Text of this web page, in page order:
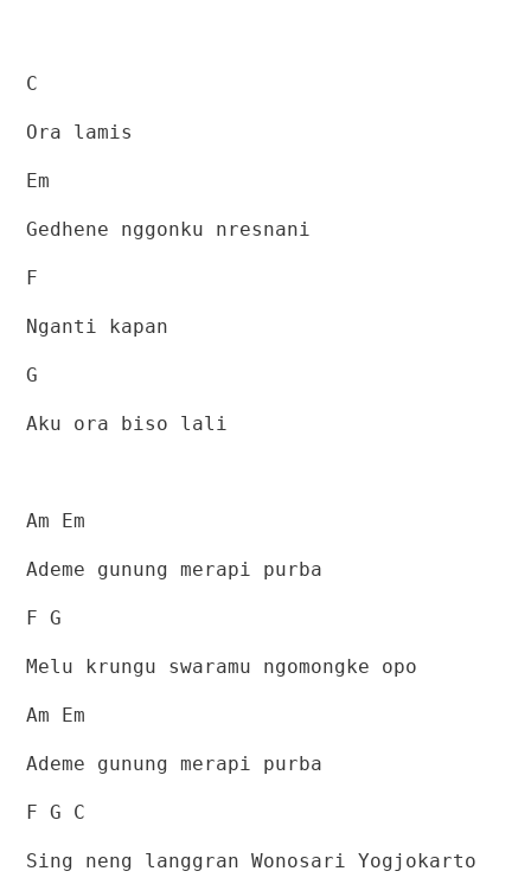
C
Ora lamis
Em
Gedhene nggonku nresnani
F
Nganti kapan
G
Aku ora biso lali
Am Em
Ademe gunung merapi purba
F G
Melu krungu swaramu ngomongke opo
Am Em
Ademe gunung merapi purba
F G C
Sing neng langgran Wonosari Yogjokarto